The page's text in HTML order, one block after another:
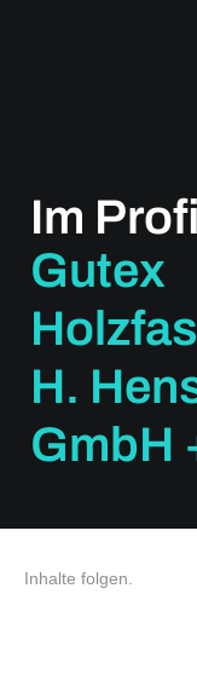
Im
Gutex
H.
GmbH
Inhalte folgen.